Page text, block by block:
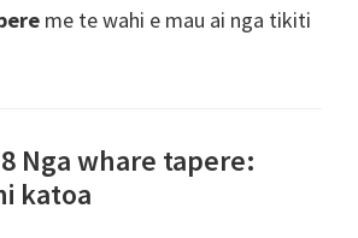
me te wahi e mau ai nga tikiti
Nga whare tapere:
katoa